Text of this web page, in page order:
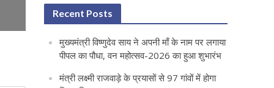
Recent Posts
मुख्यमंत्री विष्णुदेव साय ने अपनी माँ के नाम पर लगाया
पीपल का पौधा, वन महोत्सव-2026 का हुआ शुभारंभ
मंत्री लक्ष्मी राजवाड़े के प्रयासों से 97 गांवों में होगा